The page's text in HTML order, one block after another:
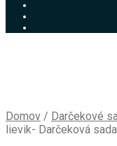
Domov / Darčekové
lievik- Darčeková